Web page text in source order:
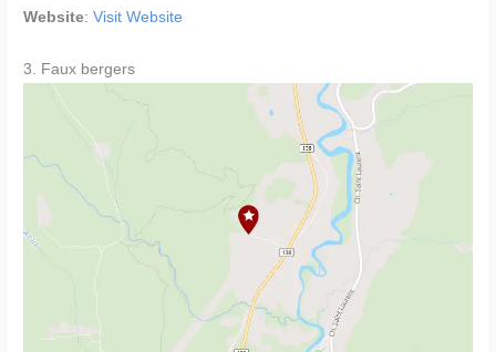
Website:Visit Website
3. Faux bergers